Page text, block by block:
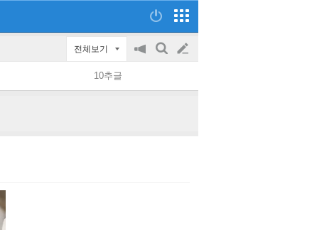
전체보기
공
on/off
검
글
쓰
10추글